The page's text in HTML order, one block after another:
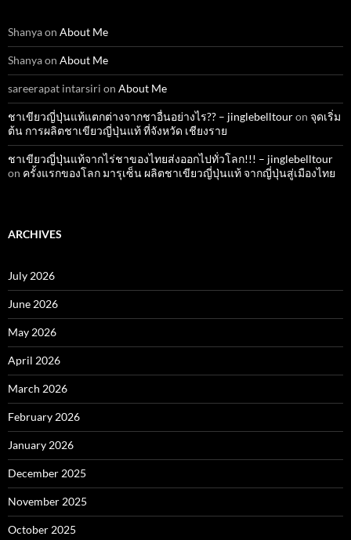
Shanyaon About Me
Shanyaon About Me
sareerapat intarsiri on About Me
ชาเขียวญี่ปุ่นแท้แตกต่างจากชาอื่นอย่างไร?? – jinglebelltouron จุดเริ่ม
ต้น การผลิตชาเขียวญี่ปุ่นแท้ ที่จังหวัด เชียงราย
ชาเขียวญี่ปุ่นแท้จากไร่ชาของไทยส่งออกไปทั่วโลก!!! – jinglebelltour
on ครั้งแรกของโลก มารุเซ็น ผลิตชาเขียวญี่ปุ่นแท้ จากญี่ปุ่นสู่เมืองไทย
ARCHIVES
July 2026
June 2026
May 2026
April 2026
March 2026
February 2026
January 2026
December 2025
November 2025
October 2025